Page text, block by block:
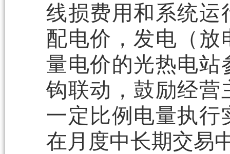
线损费用和系统运
配电价，发电（
量电价的光热电站
钩联动，鼓励经营
一定比例电量执行
在月度中长期交易